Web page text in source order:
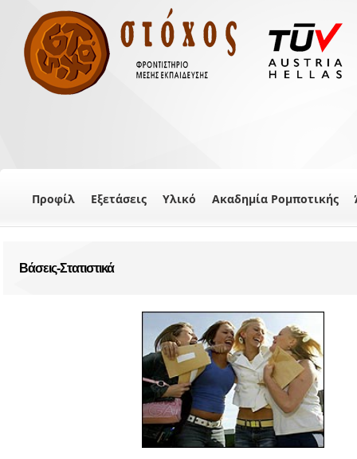
Προφίλ Εξετάσεις Υλικό Ακαδημία Ρομποτικής
Βάσεις-Στατιστικά